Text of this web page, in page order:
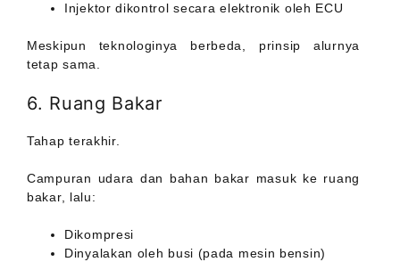
Injektor dikontrol secara elektronik oleh ECU
Meskipun teknologinya berbeda, prinsip alurnya
tetap sama.
6. Ruang Bakar
Tahap terakhir.
Campuran udara dan bahan bakar masuk ke ruang
bakar, lalu:
Dikompresi
Dinyalakan oleh busi (pada mesin bensin)